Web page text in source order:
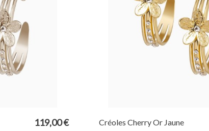
119,00 € Créoles Cherry Or Jaune